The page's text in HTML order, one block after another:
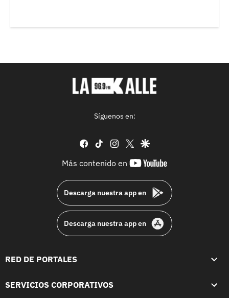
Síguenos en:
facebook
tiktok instagram
twittergoogle
Más contenido en
youtube-
Descarga nuestra app en
Descarga nuestra app en
RED DE PORTALES
SERVICIOS CORPORATIVOS